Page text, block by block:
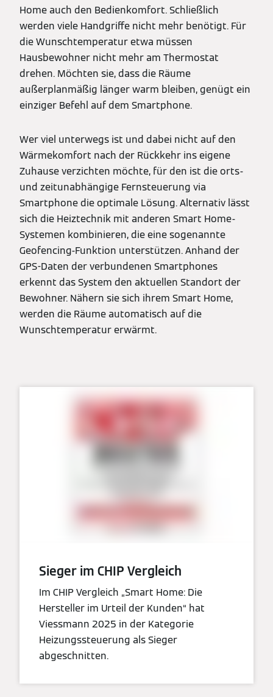
Home auch den Bedienkomfort. Schließlich
werden viele Handgriffe nicht mehr benötigt. Für
die Wunschtemperatur etwa müssen
Hausbewohner nicht mehr am Thermostat
drehen. Möchten sie, dass die Räume
außerplanmäßig länger warm bleiben, genügt ein
einziger Befehl auf dem Smartphone.
Wer viel unterwegs ist und dabei nicht auf den
Wärmekomfort nach der Rückkehr ins eigene
Zuhause verzichten möchte, für den ist die orts-
und zeitunabhängige Fernsteuerung via
Smartphone die optimale Lösung. Alternativ lässt
sich die Heiztechnik mit anderen Smart Home-
Systemen kombinieren, die eine sogenannte
Geofencing-Funktion unterstützen. Anhand der
GPS-Daten der verbundenen Smartphones
erkennt das System den aktuellen Standort der
Bewohner. Nähern sie sich ihrem Smart Home,
werden die Räume automatisch auf die
Wunschtemperatur erwärmt.
Sieger im CHIP Vergleich
Im CHIP Vergleich „Smart Home: Die
Hersteller im Urteil der Kunden“ hat
Viessmann 2025 in der Kategorie
Heizungssteuerung als Sieger
abgeschnitten.